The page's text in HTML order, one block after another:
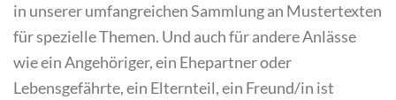
in unserer umfangreichen Sammlung an Mustertexten
für spezielle Themen. Und auch für andere Anlässe
wie ein Angehöriger, ein Ehepartner oder
Lebensgefährte, ein Elternteil, ein Freund/in ist